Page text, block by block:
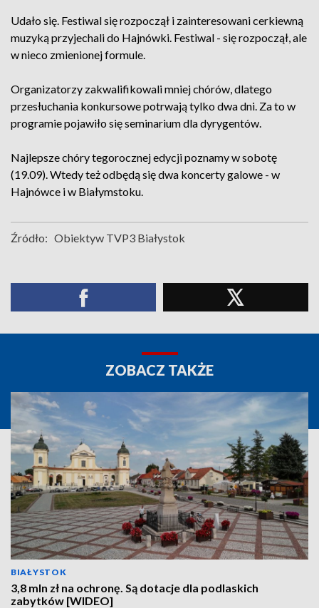
Udało się. Festiwal się rozpoczął i zainteresowani cerkiewną
muzyką przyjechali do Hajnówki. Festiwal - się rozpoczął, ale
w nieco zmienionej formule.
Organizatorzy zakwalifikowali mniej chórów, dlatego
przesłuchania konkursowe potrwają tylko dwa dni. Za to w
programie pojawiło się seminarium dla dyrygentów.
Najlepsze chóry tegorocznej edycji poznamy w sobotę
(19.09). Wtedy też odbędą się dwa koncerty galowe - w
Hajnówce i w Białymstoku.
Źródło: Obiektyw TVP3 Białystok
ZOBACZ TAKŻE
BIAŁYSTOK
3,8 mln zł na ochronę. Są dotacje dla podlaskich
zabytków [WIDEO]